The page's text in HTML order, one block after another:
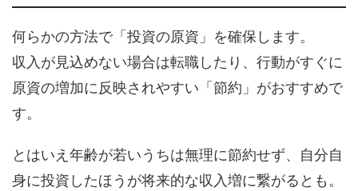
何らかの方法で「投資の原資」を確保します。
収入が見込めない場合は転職したり、行動がすぐに
原資の増加に反映されやすい「節約」がおすすめで
す。
とはいえ年齢が若いうちは無理に節約せず、自分自
身に投資したほうが将来的な収入増に繋がるとも。